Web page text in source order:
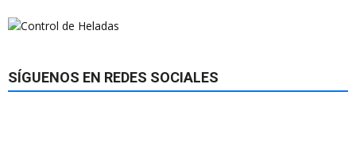
SÍGUENOS EN REDES SOCIALES